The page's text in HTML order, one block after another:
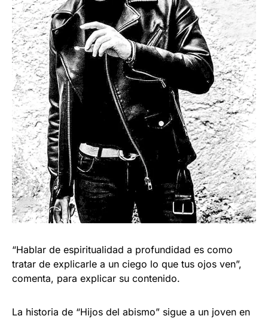
“Hablar de espiritualidad a profundidad es como
tratar de explicarle a un ciego lo que tus ojos ven”,
comenta, para explicar su contenido.
La historia de “Hijos del abismo” sigue a un joven en